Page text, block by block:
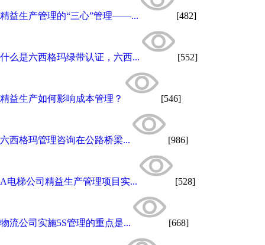
精益生产管理的“三心”管理——... [482]
什么是六西格玛绿带认证，六西... [552]
精益生产如何影响成本管理？ [546]
六西格玛管理咨询在公路桥梁... [986]
A电梯公司精益生产管理项目实... [528]
物流公司实施5S管理的重点是... [668]